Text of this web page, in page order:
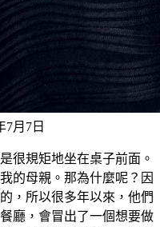
7月7日
很規矩地坐在桌子前面。
的母親。那為什麼呢？因
，所以很多年以來，他們
廳，會冒出了一個想要做